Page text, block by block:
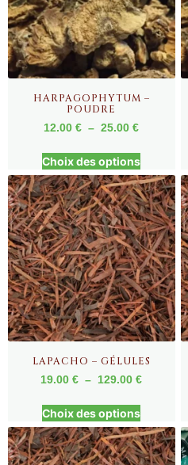
HARPAGOPHYTUM –
POUDRE
12.00€ – 25.00€
Choix des options
LAPACHO – GÉLULES
19.00€ – 129.00€
Choix des options